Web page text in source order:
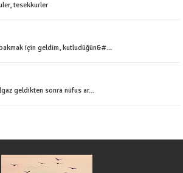
tesekkurler
için geldim, kutludüğün&#...
geldikten sonra nüfus ar...